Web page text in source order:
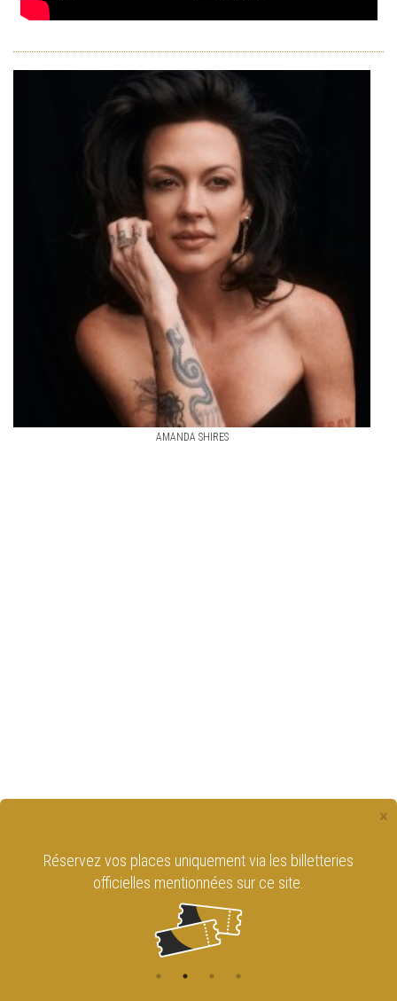
AMANDA SHIRES
×
Réservez vos places uniquement via les billetteries
officielles mentionnées sur ce site.